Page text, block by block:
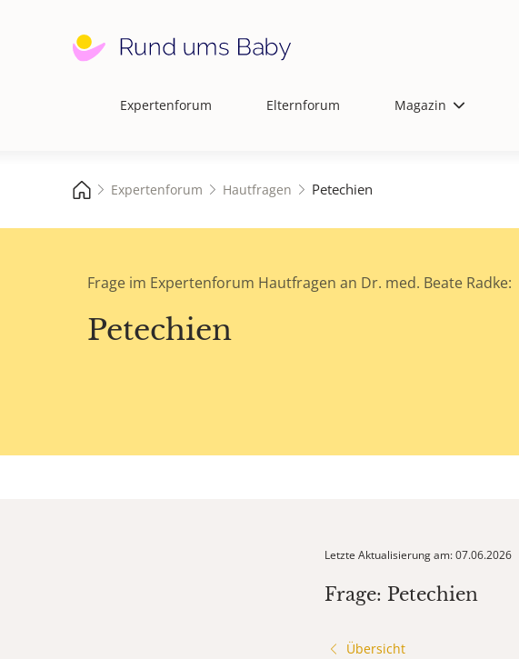
Hauptnavigation
Expertenforum Elternforum Magazin
Expertenforum Hautfragen Petechien
Frage im Expertenforum Hautfragen an Dr. med. Beate Radke:
Petechien
Letzte Aktualisierung am: 07.06.2026
Frage: Petechien
Übersicht